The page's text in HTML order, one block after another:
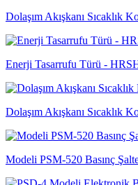
Dolaşım Akışkanı Sıcaklık
Enerji Tasarrufu Türü -
Dolaşım Akışkanı Sıcaklık
Modeli PSM-520 Basınç